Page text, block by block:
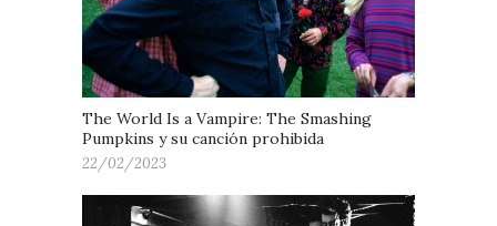
The World Is a Vampire: The Smashing
Pumpkins y su canción prohibida
22/02/2023